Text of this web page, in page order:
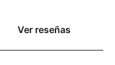
Ver reseñas